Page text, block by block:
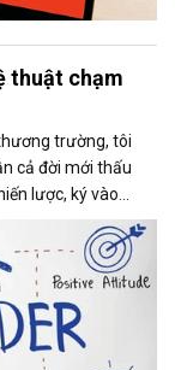
thuật chạm
trường, tôi
cả đời mới thấu
lược, ký vào
để đưa con thuyền
biết kể chuyện.